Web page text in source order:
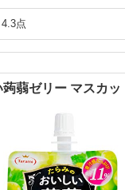
4.3点
蒻ゼリー マスカッ